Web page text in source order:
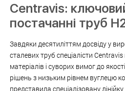
Centravis:
постачанні труб
Завдяки десятиліттям досвіду у
сталевих труб спеціалісти
матеріалів і суворих вимог до
рішень з низьким рівнем вуглецю
представила спеціалізовану